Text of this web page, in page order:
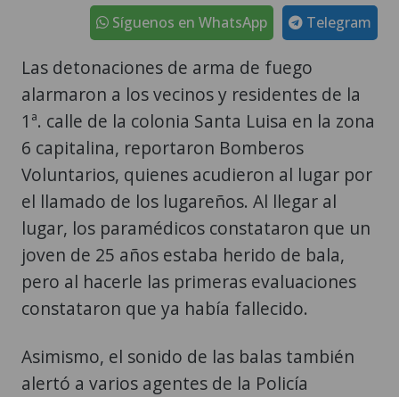
Telegram
Síguenos en WhatsApp
Las detonaciones de arma de fuego
alarmaron a los vecinos y residentes de la
1ª. calle de la colonia Santa Luisa en la zona
6 capitalina, reportaron Bomberos
Voluntarios, quienes acudieron al lugar por
el llamado de los lugareños. Al llegar al
lugar, los paramédicos constataron que un
joven de 25 años estaba herido de bala,
pero al hacerle las primeras evaluaciones
constataron que ya había fallecido.
Asimismo, el sonido de las balas también
alertó a varios agentes de la Policía